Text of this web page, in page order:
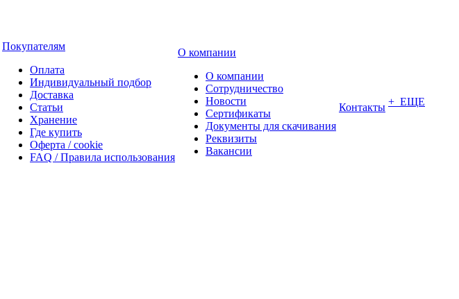
Покупателям
Оплата
Индивидуальный подбор
Доставка
Статьи
Хранение
Где купить
Оферта / cookie
FAQ / Правила использования
О компании
О компании
Сотрудничество
Новости
Сертификаты
Документы для скачивания
Реквизиты
Вакансии
Контакты + ЕЩЕ